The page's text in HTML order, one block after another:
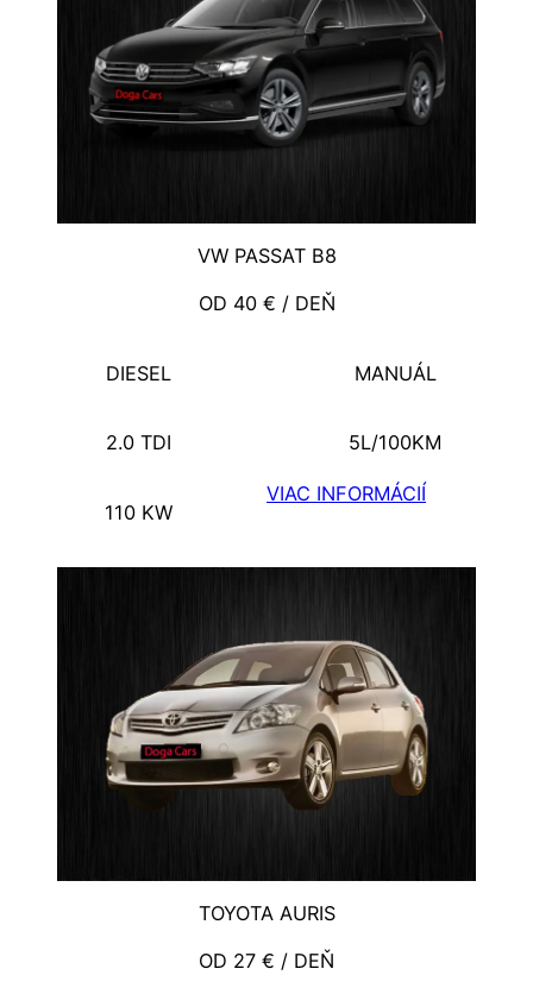
VW PASSAT B8
OD 40 € / DEŇ
DIESEL MANUÁL
2.0 TDI 5L/100KM
110 KW
VIAC INFORMÁCIÍ
TOYOTA AURIS
OD 27 € / DEŇ